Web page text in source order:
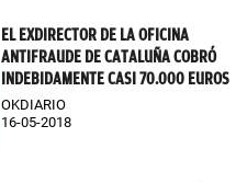
EL EXDIRECTOR DE LA OFICINA
ANTIFRAUDE DE CATALUÑA COBRÓ
INDEBIDAMENTE CASI 70.000 EUROS
OKDIARIO
16-05-2018